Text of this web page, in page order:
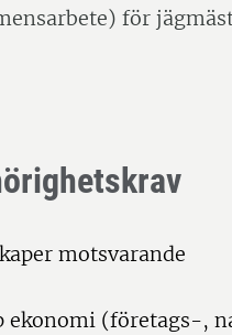
för
motsvarande
ekonomi (företags-,